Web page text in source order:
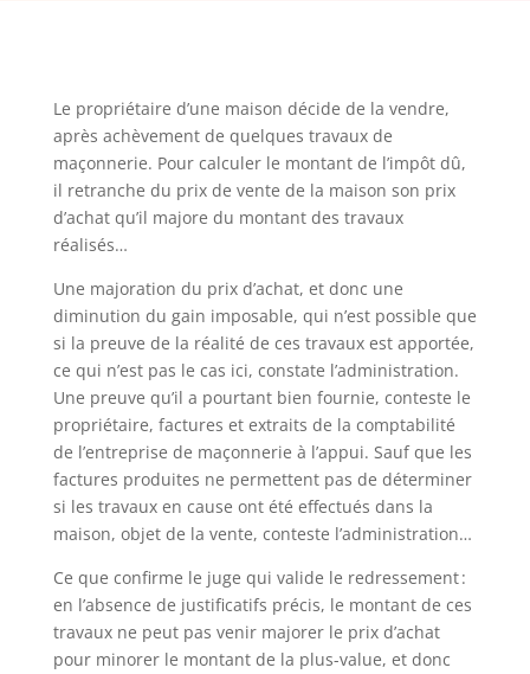
Le propriétaire d’une maison décide de la vendre,
après achèvement de quelques travaux de
maçonnerie. Pour calculer le montant de l’impôt dû,
il retranche du prix de vente de la maison son prix
d’achat qu’il majore du montant des travaux
réalisés…
Une majoration du prix d’achat, et donc une
diminution du gain imposable, qui n’est possible que
si la preuve de la réalité de ces travaux est apportée,
ce qui n’est pas le cas ici, constate l’administration.
Une preuve qu’il a pourtant bien fournie, conteste le
propriétaire, factures et extraits de la comptabilité
de l’entreprise de maçonnerie à l’appui. Sauf que les
factures produites ne permettent pas de déterminer
si les travaux en cause ont été effectués dans la
maison, objet de la vente, conteste l’administration…
Ce que confirme le juge qui valide le redressement :
en l’absence de justificatifs précis, le montant de ces
travaux ne peut pas venir majorer le prix d’achat
pour minorer le montant de la plus-value, et donc